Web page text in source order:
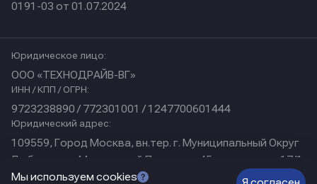
Мы используем cookies
0191-03 от 01.07.2024
Юридическое лицо:
ООО «ТЕХНОДРАЙВ-ВГ»
ИНН / КПП / ОГРН:
9723238890 / 772301001 / 1247700601444
Юридический адрес:
109559, Город Москва, вн.тер. г. Муниципальный Округ
Люблино, ул Марьинский Парк, дом 45, помещение 17/1
Физический адрес: